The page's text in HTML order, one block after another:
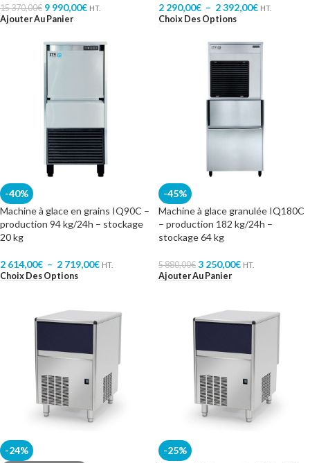
15 370,00€ 9 990,00€ HT.
Ajouter Au Panier
2 290,00€ – 2 392,00€ HT.
Choix Des Options
-40%
Machine à glace en grains IQ90C –
production 94 kg/24h – stockage
20 kg
2 614,00€ – 2 719,00€ HT.
Choix Des Options
-45%
Machine à glace granulée IQ180C
– production 182 kg/24h –
stockage 64 kg
5 880,00€ 3 250,00€ HT.
Ajouter Au Panier
-24%
-25%